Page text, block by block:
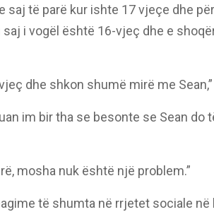
saj të parë kur ishte 17 vjeçe dhe
saj i vogël është 16-vjeç dhe e
dhe shkon shumë mirë me
im bir tha se besonte se Sean do
mosha nuk është një problem.”
të shumta në rrjetet sociale